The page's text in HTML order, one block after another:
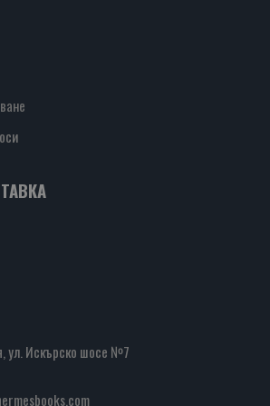
ул. Искърско шосе №7